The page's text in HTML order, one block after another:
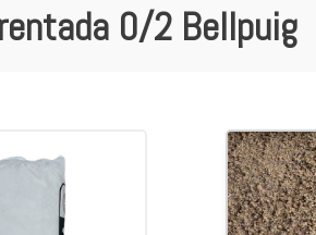
0/2 Bellpuig